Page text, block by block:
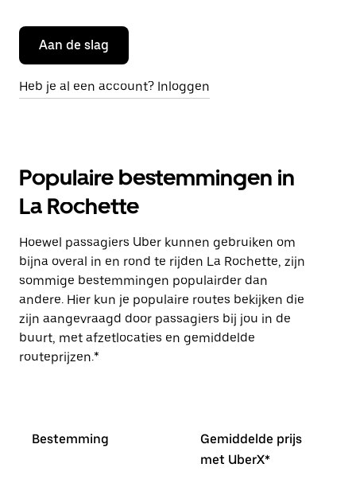
Aan de slag
Heb je al een account? Inloggen
Populaire bestemmingen in
La Rochette
Hoewel passagiers Uber kunnen gebruiken om
bijna overal in en rond te rijden La Rochette, zijn
sommige bestemmingen populairder dan
andere. Hier kun je populaire routes bekijken die
zijn aangevraagd door passagiers bij jou in de
buurt, met afzetlocaties en gemiddelde
routeprijzen.*
Bestemming
Gemiddelde prijs
met UberX*